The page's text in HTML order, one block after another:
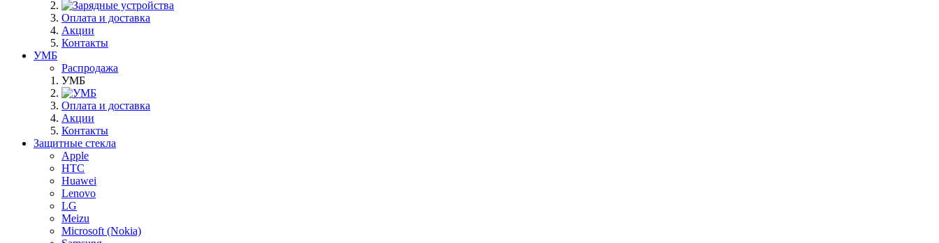
Оплата и доставка
Акции
Контакты
УМБ
Распродажа
УМБ
Оплата и доставка
Акции
Контакты
Защитные стекла
Apple
HTC
Huawei
Lenovo
LG
Meizu
Microsoft (Nokia)